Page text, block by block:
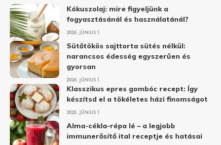
Kókuszolaj: mire figyeljünk a
fogyasztásánál és használatánál?
2026. JÚNIUS 1.
Sütőtökös sajttorta sütés nélkül:
narancsos édesség egyszerűen és
gyorsan
2026. JÚNIUS 1.
Klasszikus epres gombóc recept: Így
készítsd el a tökéletes házi finomságot
2026. JÚNIUS 1.
Alma-cékla-répa lé – a legjobb
immunerősítő ital receptje és hatásai